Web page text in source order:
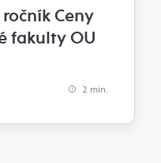
Ceny
fakulty OU
2 min.